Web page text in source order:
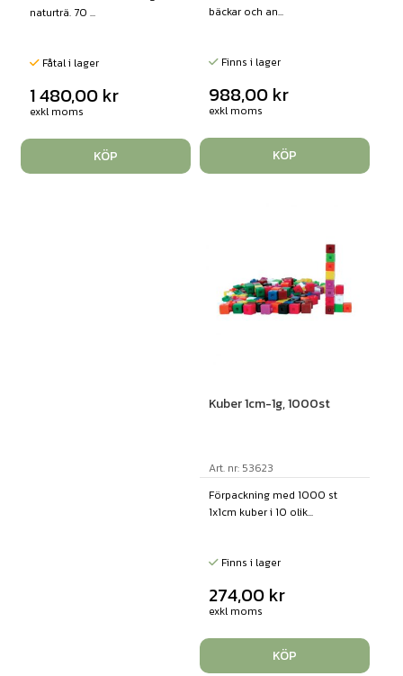
naturträ. 70 ...
Fåtal i lager
1 480,00 kr
exkl moms
KÖP
bäckar och an...
Finns i lager
988,00 kr
exkl moms
KÖP
Kuber 1cm-1g, 1000st
Art. nr: 53623
Förpackning med 1000 st
1x1cm kuber i 10 olik...
Finns i lager
274,00 kr
exkl moms
KÖP